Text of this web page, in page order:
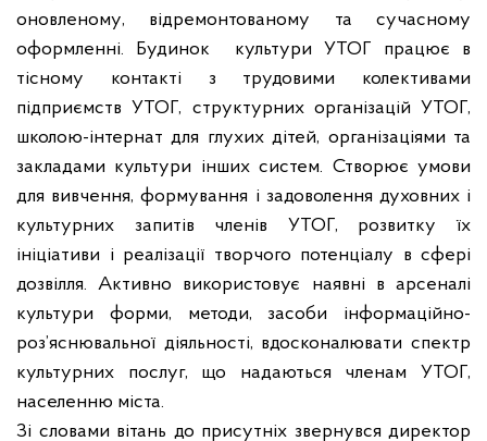
оновленому, відремонтованому та сучасному
оформленні. Будинок культури УТОГ працює в
тісному контакті з трудовими колективами
підприємств УТОГ, структурних організацій УТОГ,
школою-інтернат для глухих дітей, організаціями та
закладами культури інших систем. Створює умови
для вивчення, формування і задоволення духовних і
культурних запитів членів УТОГ, розвитку їх
ініціативи і реалізації творчого потенціалу в сфері
дозвілля. Активно використовує наявні в арсеналі
культури форми, методи, засоби інформаційно-
роз’яснювальної діяльності, вдосконалювати спектр
культурних послуг, що надаються членам УТОГ,
населенню міста.
Зі словами вітань до присутніх звернувся директор